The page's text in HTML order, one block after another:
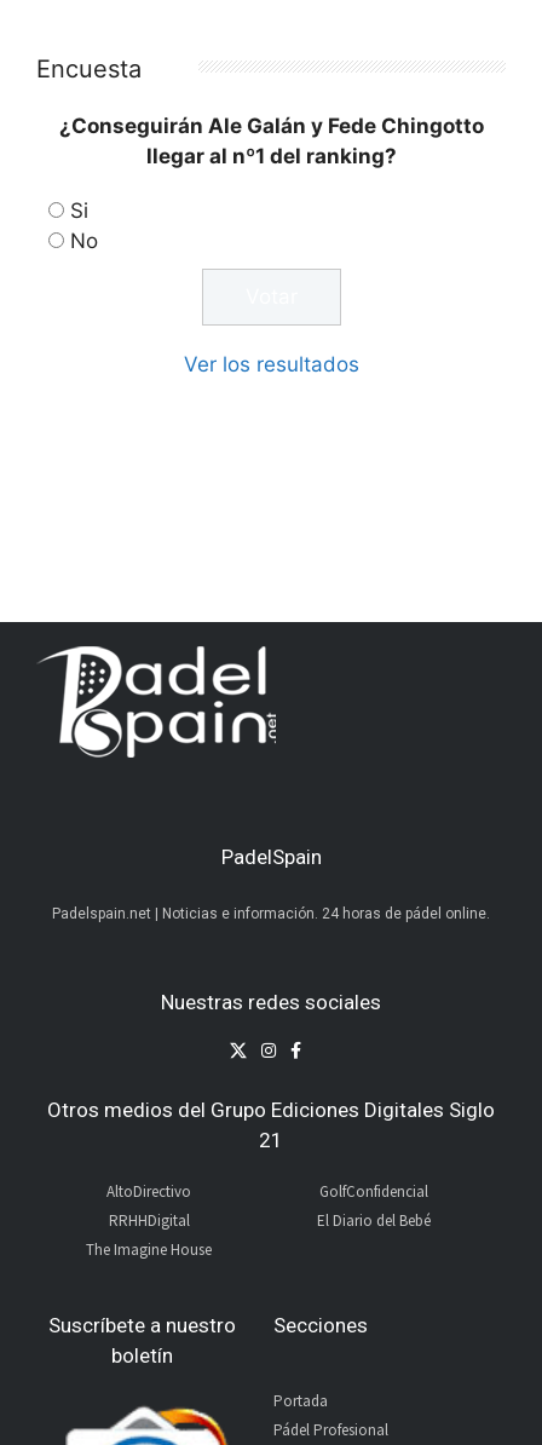
Encuesta
¿Conseguirán Ale Galán y Fede Chingotto
llegar al nº1 del ranking?
Si
No
Ver los resultados
PadelSpain
Padelspain.net | Noticias e información. 24 horas de pádel online.
Nuestras redes sociales
Otros medios del Grupo Ediciones Digitales Siglo
21
AltoDirectivo
RRHHDigital
The Imagine House
GolfConfidencial
El Diario del Bebé
Suscríbete a nuestro
boletín
Secciones
Portada
Pádel Profesional